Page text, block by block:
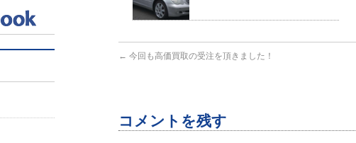
← 今回も高価買取の受注を頂きました！
コメントを残す